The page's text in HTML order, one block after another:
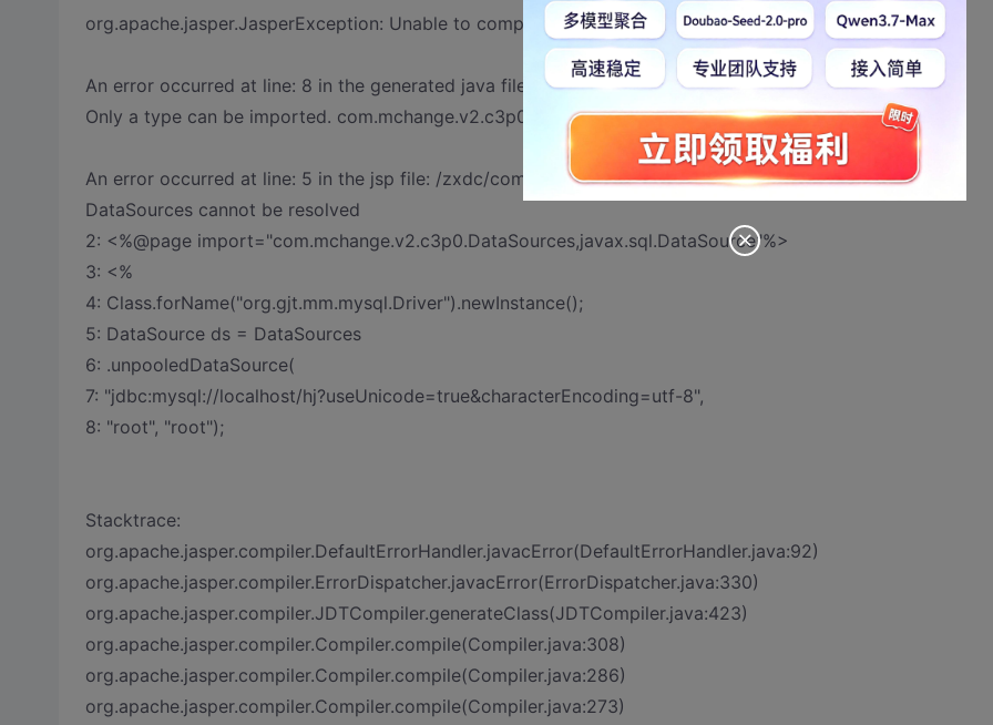
org.apache.jasper.JasperException: Unable to compile class for JSP:
An error occurred at line: 8 in the generated java file
Only a type can be imported. com.mchange.v2.c3p0.DataSources resolves to a package
An error occurred at line: 5 in the jsp file: /zxdc/common/inc.jsp
DataSources cannot be resolved
2: <%@page import="com.mchange.v2.c3p0.DataSources,javax.sql.DataSource"%>
3: <%
4: Class.forName("org.gjt.mm.mysql.Driver").newInstance();
5: DataSource ds = DataSources
6: .unpooledDataSource(
7: "jdbc:mysql://localhost/hj?useUnicode=true&characterEncoding=utf-8",
8: "root", "root");
Stacktrace:
org.apache.jasper.compiler.DefaultErrorHandler.javacError(DefaultErrorHandler.java:92)
org.apache.jasper.compiler.ErrorDispatcher.javacError(ErrorDispatcher.java:330)
org.apache.jasper.compiler.JDTCompiler.generateClass(JDTCompiler.java:423)
org.apache.jasper.compiler.Compiler.compile(Compiler.java:308)
org.apache.jasper.compiler.Compiler.compile(Compiler.java:286)
org.apache.jasper.compiler.Compiler.compile(Compiler.java:273)